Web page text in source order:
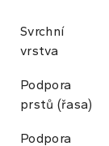
Svrchní
vrstva
Podpora
prstů (řasa)
Podpora